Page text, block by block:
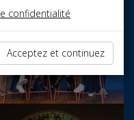
confidentialité
Acceptez et continuez